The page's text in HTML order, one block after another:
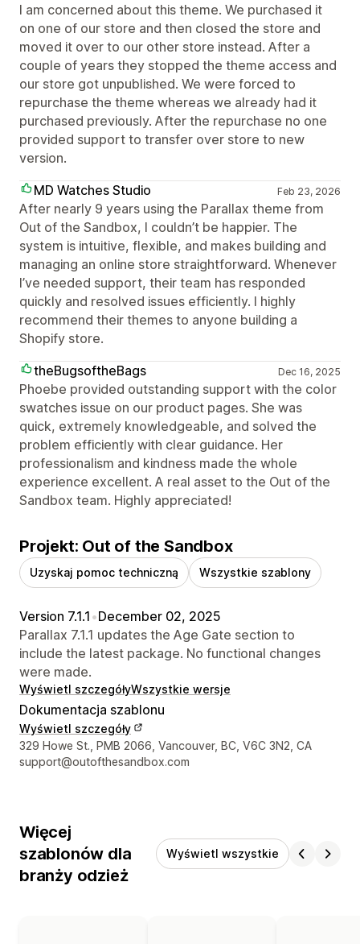
I am concerned about this theme. We purchased it
on one of our store and then closed the store and
moved it over to our other store instead. After a
couple of years they stopped the theme access and
our store got unpublished. We were forced to
repurchase the theme whereas we already had it
purchased previously. After the repurchase no one
provided support to transfer over store to new
version.
MD Watches Studio
Feb 23, 2026
After nearly 9 years using the Parallax theme from
Out of the Sandbox, I couldn’t be happier. The
system is intuitive, flexible, and makes building and
managing an online store straightforward. Whenever
I’ve needed support, their team has responded
quickly and resolved issues efficiently. I highly
recommend their themes to anyone building a
Shopify store.
theBugsoftheBags
Dec 16, 2025
Phoebe provided outstanding support with the color
swatches issue on our product pages. She was
quick, extremely knowledgeable, and solved the
problem efficiently with clear guidance. Her
professionalism and kindness made the whole
experience excellent. A real asset to the Out of the
Sandbox team. Highly appreciated!
Projekt: Out of the Sandbox
Uzyskaj pomoc techniczną Wszystkie szablony
Version 7.1.1 •December 02, 2025
Parallax 7.1.1 updates the Age Gate section to
include the latest package. No functional changes
were made.
Wyświetl szczegółyWszystkie wersje
Dokumentacja szablonu
Wyświetl szczegóły
Dane kontaktowe projektanta
329 Howe St., PMB 2066, Vancouver, BC, V6C 3N2, CA
support@outofthesandbox.com
Więcej
szablonów dla
branży odzież
Wyświetl wszystkie